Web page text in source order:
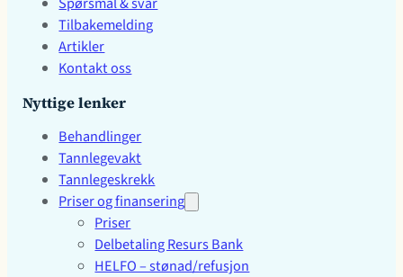
Tilbakemelding
Artikler
Kontakt oss
Nyttige lenker
Behandlinger
Tannlegevakt
Tannlegeskrekk
Priser og finansering
Priser
Delbetaling Resurs Bank
HELFO – stønad/refusjon